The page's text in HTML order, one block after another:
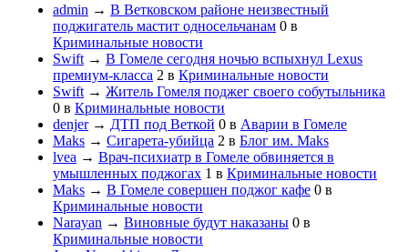
admin → В Ветковском районе неизвестный
поджигатель мастит односельчанам 0 в
Криминальные новости
Swift → В Гомеле сегодня ночью вспыхнул Lexus
премиум-класса 2 в Криминальные новости
Swift → Житель Гомеля поджег своего собутыльника
0 в Криминальные новости
denjer→ ДТП под Веткой 0 в Аварии в Гомеле
Maks → Сигарета-убийца 2 в Блог им. Maks
lvea → Врач-психиатр в Гомеле обвиняется в
умышленных поджогах 1 в Криминальные новости
Maks → В Гомеле совершен поджог кафе 0 в
Криминальные новости
Narayan → Виновные будут наказаны 0 в
Криминальные новости